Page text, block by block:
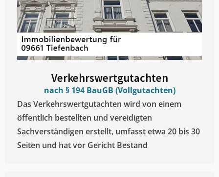
Verkehrswertgutachten
nach § 194 BauGB (Vollgutachten)
Das Verkehrswertgutachten wird von einem
öffentlich bestellten und vereidigten
Sachverständigen erstellt, umfasst etwa 20 bis 30
Seiten und hat vor Gericht Bestand